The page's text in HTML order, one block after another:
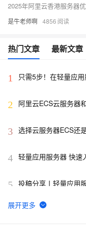
是牛老师啊 4856
热门文章 最新文章
1 只需5步！在轻量应
2
阿里云ECS云服务器
3 选择云服务器ECS还
4 轻量应用服务器 快速
5 投稿分享丨轻量应用
6 阿里云轻量应用服务